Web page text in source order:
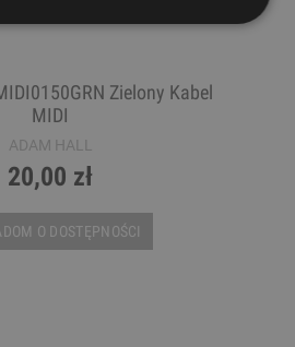
Zielony Kabel
MIDI
ADAM HALL
20,00 zł
O DOSTĘPNOŚCI